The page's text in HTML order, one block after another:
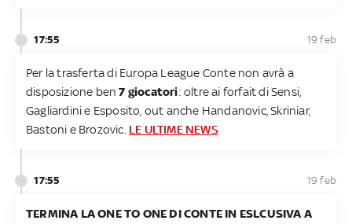
17:55 19 feb
Per la trasferta di Europa League Conte non avrà a
disposizione ben7 giocatori: oltre ai forfait di Sensi,
Gagliardini e Esposito, out anche Handanovic, Skriniar,
Bastoni e Brozovic. LE ULTIME NEWS
17:55 19 feb
TERMINA LA ONE TO ONE DI CONTE IN ESLCUSIVA A